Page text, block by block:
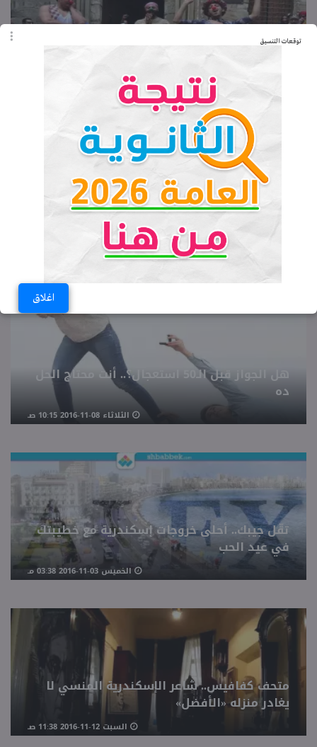
توقعات التنسيق
اغلاق
«هس هس كلاونز».. فرقة مهرجين لكسر الروتين
في الإسكندرية
الاثنين 14-11-2016 05:07 مـ
يلزمك قد إيه عشان تتعرف على خطيبتك؟..
الإجابة مفاجأة
الاثنين 14-11-2016 10:00 صـ
هل الجواز قبل الـ50 استعجال؟.. أنت محتاج الحل
ده
الثلاثاء 08-11-2016 10:15 صـ
تقّل جيبك.. أحلى خروجات إسكندرية مع خطيبتك
في عيد الحب
الخميس 03-11-2016 03:38 مـ
متحف كفافيس.. شاعر الإسكندرية المنسي لا
يغادر منزله «الأفضل»
السبت 12-11-2016 11:38 صـ